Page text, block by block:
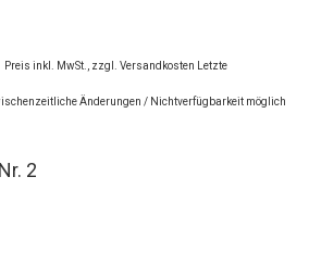
Preis inkl. MwSt., zzgl. Versandkosten Letzte
Änderungen / Nichtverfügbarkeit möglich
2